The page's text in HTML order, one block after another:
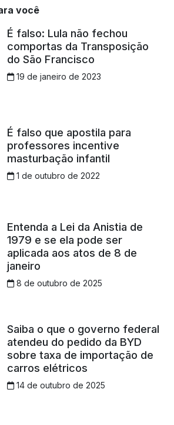
você
É falso: Lula não fechou
comportas da Transposição
do São Francisco
19 de janeiro de 2023
É falso que apostila para
professores incentive
masturbação infantil
1 de outubro de 2022
Entenda a Lei da Anistia de
1979 e se ela pode ser
aplicada aos atos de 8 de
janeiro
8 de outubro de 2025
Saiba o que o governo federal
atendeu do pedido da BYD
sobre taxa de importação de
carros elétricos
14 de outubro de 2025